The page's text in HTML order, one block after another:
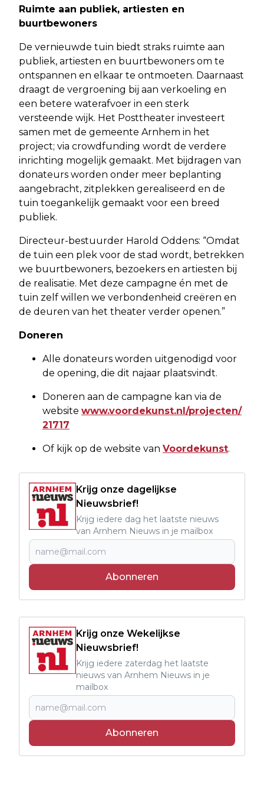
Ruimte aan publiek, artiesten en
buurtbewoners
De vernieuwde tuin biedt straks ruimte aan
publiek, artiesten en buurtbewoners om te
ontspannen en elkaar te ontmoeten. Daarnaast
draagt de vergroening bij aan verkoeling en
een betere waterafvoer in een sterk
versteende wijk. Het Posttheater investeert
samen met de gemeente Arnhem in het
project; via crowdfunding wordt de verdere
inrichting mogelijk gemaakt. Met bijdragen van
donateurs worden onder meer beplanting
aangebracht, zitplekken gerealiseerd en de
tuin toegankelijk gemaakt voor een breed
publiek.
Directeur-bestuurder Harold Oddens: “Omdat
de tuin een plek voor de stad wordt, betrekken
we buurtbewoners, bezoekers en artiesten bij
de realisatie. Met deze campagne én met de
tuin zelf willen we verbondenheid creëren en
de deuren van het theater verder openen.”
Doneren
Alle donateurs worden uitgenodigd voor
de opening, die dit najaar plaatsvindt.
Doneren aan de campagne kan via de
website www.voordekunst.nl/projecten/
21717
Of kijk op de website van Voordekunst.
Krijg onze dagelijkse
Nieuwsbrief!
Krijg iedere dag het laatste nieuws
van Arnhem Nieuws in je mailbox
Abonneren
Krijg onze Wekelijkse
Nieuwsbrief!
Krijg iedere zaterdag het laatste
nieuws van Arnhem Nieuws in je
mailbox
Abonneren